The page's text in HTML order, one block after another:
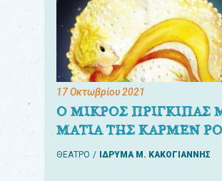
17 Οκτωβρίου 2021
Ο ΜΙΚΡΟΣ ΠΡΙΓΚΙΠΑΣ
ΜΑΤΙΑ ΤΗΣ ΚΑΡΜΕΝ
ΘΕΑΤΡΟ ΙΔΡΥΜΑ Μ. ΚΑΚΟΓΙΑΝΝΗΣ